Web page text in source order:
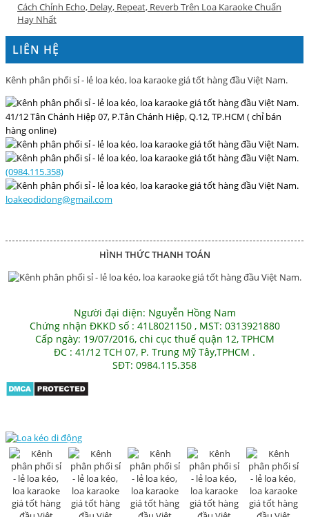
Cách Chỉnh Echo, Delay, Repeat, Reverb Trên Loa Karaoke Chuẩn
Hay Nhất
LIÊN HỆ
Kênh phân phối sỉ - lẻ loa kéo, loa karaoke giá tốt hàng đầu Việt Nam.
41/12 Tân Chánh Hiệp 07, P.Tân Chánh Hiệp, Q.12, TP.HCM ( chỉ bán
hàng online)
(0984.115.358)
loakeodidong@gmail.com
HÌNH THỨC THANH TOÁN
Người đại diện: Nguyễn Hồng Nam
Chứng nhận ĐKKD số : 41L8021150 , MST: 0313921880
Cấp ngày: 19/07/2016, chi cục thuế quận 12, TPHCM
ĐC : 41/12 TCH 07, P. Trung Mỹ Tây,TPHCM .
SĐT: 0984.115.358